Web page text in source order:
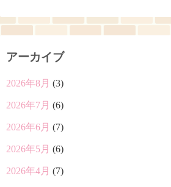
アーカイブ
2026年8月 (3)
2026年7月 (6)
2026年6月 (7)
2026年5月 (6)
2026年4月 (7)